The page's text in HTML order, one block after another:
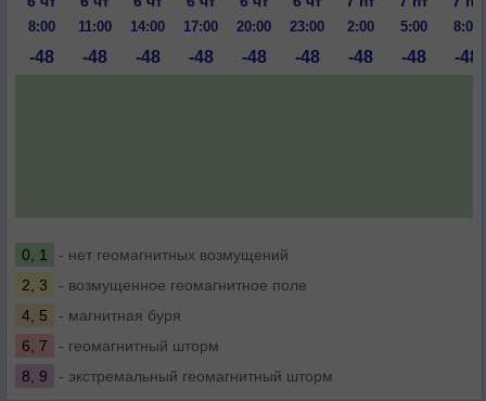
8:00 11:00 14:00 17:00 20:00 23:00 2:00 5:00 8:00
-48 -48 -48 -48 -48 -48 -48 -48 -48
0, 1
- нет геомагнитных возмущений
2, 3
- возмущенное геомагнитное поле
4, 5
- магнитная буря
6, 7
- геомагнитный шторм
8, 9
- экстремальный геомагнитный шторм